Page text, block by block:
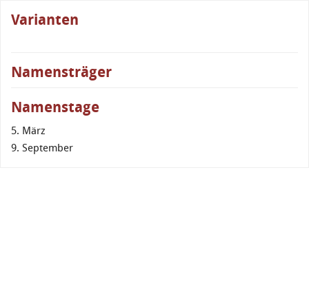
Varianten
Namensträger
Namenstage
5. März
9. September